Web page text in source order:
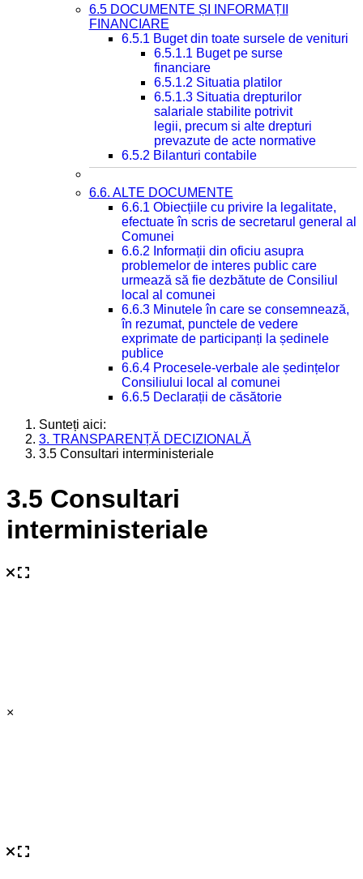
6.5 DOCUMENTE ȘI INFORMAȚII
FINANCIARE
6.5.1 Buget din toate sursele de venituri
6.5.1.1 Buget pe surse
financiare
6.5.1.2 Situatia platilor
6.5.1.3 Situatia drepturilor
salariale stabilite potrivit
legii, precum si alte drepturi
prevazute de acte normative
6.5.2 Bilanturi contabile
6.6. ALTE DOCUMENTE
6.6.1 Obiecțiile cu privire la legalitate,
efectuate în scris de secretarul general al
Comunei
6.6.2 Informații din oficiu asupra
problemelor de interes public care
urmează să fie dezbătute de Consiliul
local al comunei
6.6.3 Minutele în care se consemnează,
în rezumat, punctele de vedere
exprimate de participanți la ședinele
publice
6.6.4 Procesele-verbale ale ședințelor
Consiliului local al comunei
6.6.5 Declarații de căsătorie
Sunteți aici:
3. TRANSPARENȚĂ DECIZIONALĂ
3.5 Consultari interministeriale
3.5 Consultari
interministeriale
×